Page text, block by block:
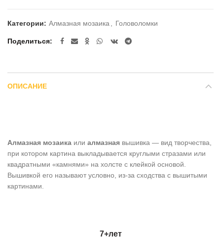
Категории: Алмазная мозаика Головоломки
Поделиться
ОПИСАНИЕ
Алмазная мозаика или алмазная вышивка — вид творчества,
при котором картина выкладывается круглыми стразами или
квадратными «камнями» на холсте с клейкой основой.
Вышивкой его называют условно, из-за сходства с вышитыми
картинами.
7+лет